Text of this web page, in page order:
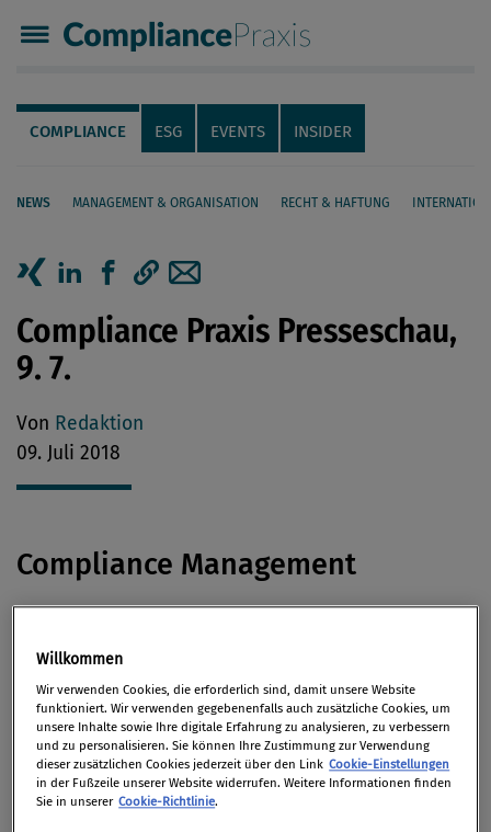
Compliance Praxis
Servicenavigation
Navigation
COMPLIANCE ESG EVENTS INSIDER
NEWS MANAGEMENT & ORGANISATION RECHT & HAFTUNG
Seiteninhalt
Artikel auf Xing teilen
Artikel auf linkedIn teilen
Artikel auf Facebook teilen
Artikellink kopieren
Artikel per Mail teilen
Compliance Praxis Presseschau,
9. 7.
Von Redaktion
09. Juli 2018
Compliance Management
seinem Heimatverein
Sponsorenzugeschanzt haben. Nun ermittelt laut
„Bild“ der Compliance-Beauftragte des DFB.(via
welt.de)
„Sicherer Hafen oder sicher im Häfen?“ –
Willkommen
Wir verwenden Cookies, die erforderlich sind, damit unsere Website
funktioniert. Wir verwenden gegebenenfalls auch zusätzliche Cookies, um
unsere Inhalte sowie Ihre digitale Erfahrung zu analysieren, zu verbessern
und zu personalisieren. Sie können Ihre Zustimmung zur Verwendung
dieser zusätzlichen Cookies jederzeit über den Link Cookie-Einstellungen
in der Fußzeile unserer Website widerrufen. Weitere Informationen finden
Sie in unserer Cookie-Richtlinie.